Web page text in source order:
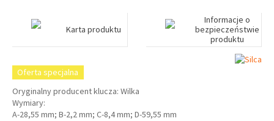
Karta produktu
Informacje o
bezpieczeństwie
produktu
Oferta specjalna
Oryginalny producent klucza: Wilka
Wymiary:
A-28,55 mm; B-2,2 mm; C-8,4 mm; D-59,55 mm